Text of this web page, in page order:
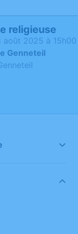
religieuse
août 2025 à 15h00
Genneteil